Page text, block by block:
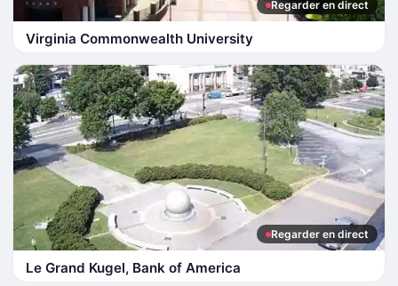
Regarder en direct
Virginia Commonwealth University
Regarder en direct
Le Grand Kugel, Bank of America